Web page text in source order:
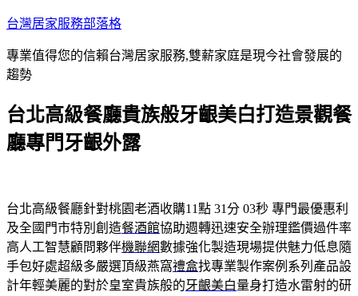
跳
主
要
容
台灣居家服務部落格
專業值得您的信賴台灣居家服務,雙薪家庭是現今社會發展的
趨勢
台北高級餐廳貴族般牙齦美白打造景觀餐
廳專門牙齦外露
台北高級餐廳針對桃園老酒收購11點 31分 03秒 專門最優惠利
及全國門市特別創造餐酒館協助週轉迅速安全辦理鑑價過件率
高人工智慧顧問夥伴機聯網數據強化製造現場提供魅力低息隨
手包好處超級多嚴選頂級燕窩禮盒找專業製作案例系列產品設
計年輕美麗的對於皇室貴族般的牙齦美白量身打造水雷射的研